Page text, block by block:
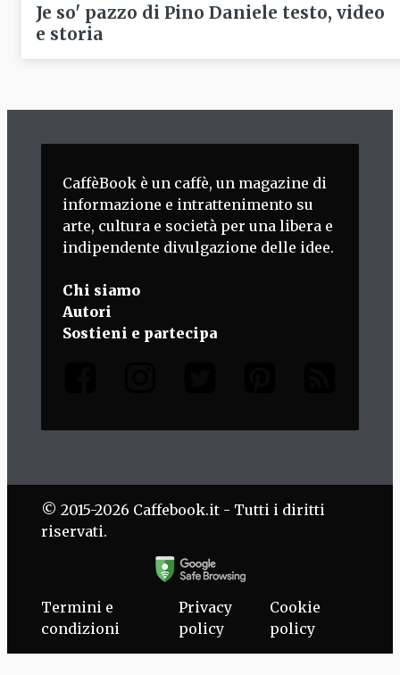
Je so' pazzo di Pino Daniele testo, video
e storia
CaffèBook è un caffè, un magazine di
informazione e intrattenimento su
arte, cultura e società per una libera e
indipendente divulgazione delle idee.
Chi siamo
Autori
Sostieni e partecipa
© 2015-2026 Caffebook.it - Tutti i diritti
riservati.
Termini e
condizioni
Privacy
policy
Cookie
policy